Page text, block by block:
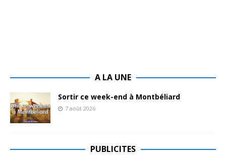
A LA UNE
Sortir ce week-end à Montbéliard
7 août 2026
PUBLICITES